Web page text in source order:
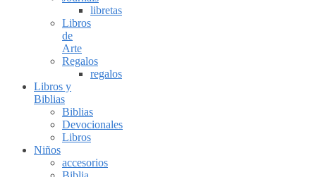
libretas
Libros
de
Arte
Regalos
regalos
Libros y
Biblias
Biblias
Devocionales
Libros
Niños
accesorios